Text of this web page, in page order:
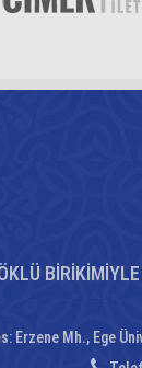
Erzene Mh., Ege